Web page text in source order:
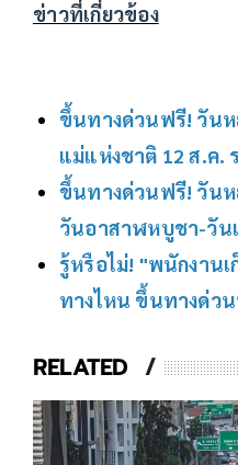
ข่าวที่เกี่ยวข้อง
ขึ้นทางด่วนฟรี! วันห
แม่แห่งชาติ 12 ส.ค.
ขึ้นทางด่วนฟรี! วันห
วันอาสาฬหบูชา-วัน
รู้หรือไม่! "พนักงาน
ทางไหน ขึ้นทางด่ว
RELATED